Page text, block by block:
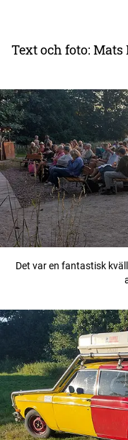
Text och foto:
Det var en fantastisk